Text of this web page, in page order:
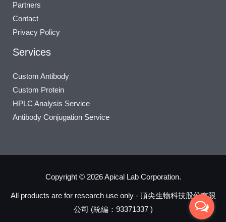
Partners
Contact
Privacy Policy
Services
Custom Antibody
Custom Protein
HPLC Analysis Service
Antibody Conjugation Service
Copyright © 2026 Apical Lab Corporation.
All products are for research use only - 頂尖生物科技股份有限
公司 (統編：93371337 )